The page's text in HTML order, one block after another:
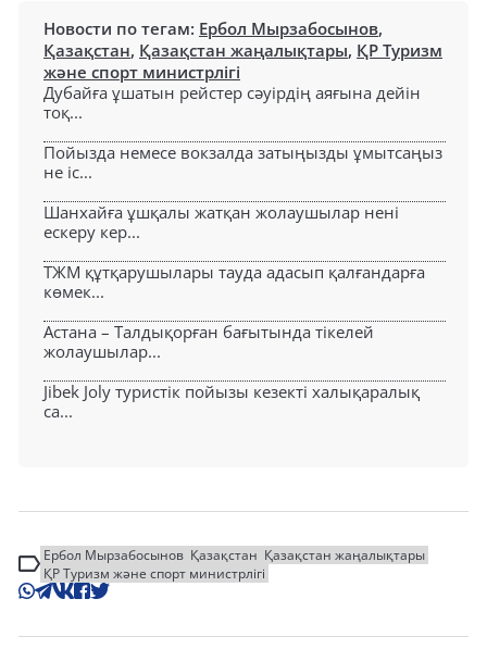
Новости по тегам: Ербол Мырзабосынов,
Қазақстан, Қазақстан жаңалықтары, ҚР Туризм
және спорт министрлігі
Дубайға ұшатын рейстер сәуірдің аяғына дейін
тоқ...
Пойызда немесе вокзалда затыңызды ұмытсаңыз
не іс...
Шанхайға ұшқалы жатқан жолаушылар нені
ескеру кер...
ТЖМ құтқарушылары тауда адасып қалғандарға
көмек...
Астана – Талдықорған бағытында тікелей
жолаушылар...
Jibek Joly туристік пойызы кезекті халықаралық
са...
Ербол Мырзабосынов Қазақстан Қазақстан жаңалықтары
ҚР Туризм және спорт министрлігі